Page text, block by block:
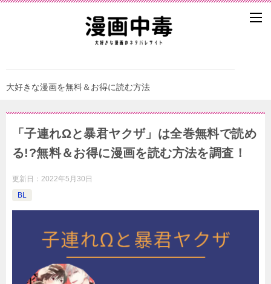
大好きな漫画を無料＆お得に読む方法
「子連れΩと暴君ヤクザ」は全巻無料で読め
る!?無料＆お得に漫画を読む⽅法を調査！
更新日： 2022年5月30日
BL